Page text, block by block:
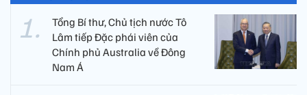
Tổng Bí thư, Chủ tịch nước Tô
Lâm tiếp Đặc phái viên của
Chính phủ Australia về Đông
Nam Á